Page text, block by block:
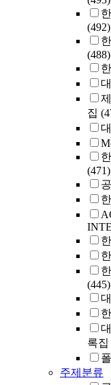
(492)
(488)
집
(471)
(445)
록집
주제분류